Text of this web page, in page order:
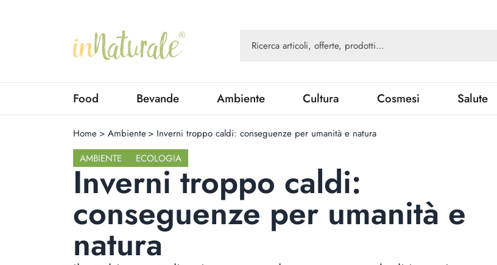
Food Bevande Ambiente Cultura Cosmesi Salute
Home > Ambiente > Inverni troppo caldi: conseguenze per umanità e natura
AMBIENTE
ECOLOGIA
Inverni troppo caldi:
conseguenze per umanità e
natura